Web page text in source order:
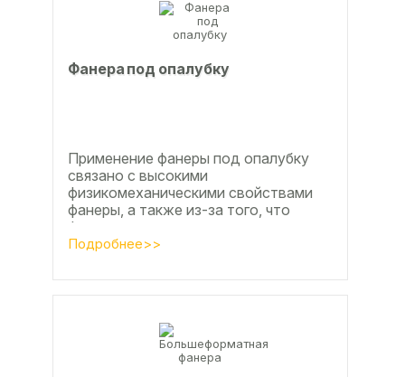
Фанера под опалубку
Применение фанеры под опалубку
связано с высокими
физикомеханическими свойствами
фанеры, а также из-за того, что
фанера позволяет получать
достаточно большие ровные
Подробнее>>